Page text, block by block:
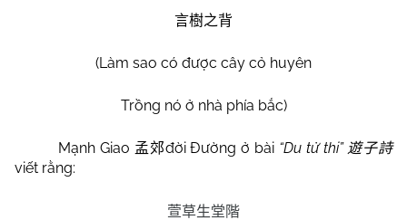
言樹之背
(Làm sao có được cây cỏ huyên
Trồng nó ở nhà phía bắc)
Mạnh Giao 孟郊đời Đường ở bài “Du tử thi” 遊子詩
viết rằng:
萱草生堂階